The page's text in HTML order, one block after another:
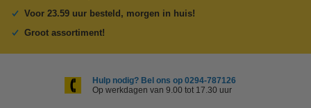
Voor 23.59 uur besteld, morgen in huis!
Groot assortiment!
Hulp nodig? Bel ons op 0294-787126
Op werkdagen van 9.00 tot 17.30 uur